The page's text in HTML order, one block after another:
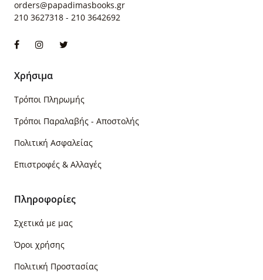
orders@papadimasbooks.gr
210 3627318 - 210 3642692
Χρήσιμα
Τρόποι Πληρωμής
Τρόποι Παραλαβής - Αποστολής
Πολιτική Ασφαλείας
Επιστροφές & Αλλαγές
Πληροφορίες
Σχετικά με μας
Όροι χρήσης
Πολιτική Προστασίας